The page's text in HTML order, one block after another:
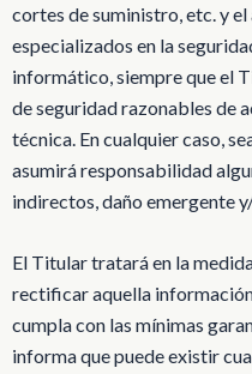
cortes de suministro, etc. y
especializados en la
informático, siempre que el
de seguridad razonables de
técnica. En cualquier caso,
asumirá responsabilidad
indirectos, daño emergente
El Titular tratará en la
rectificar aquella
cumpla con las mínimas
informa que puede existir